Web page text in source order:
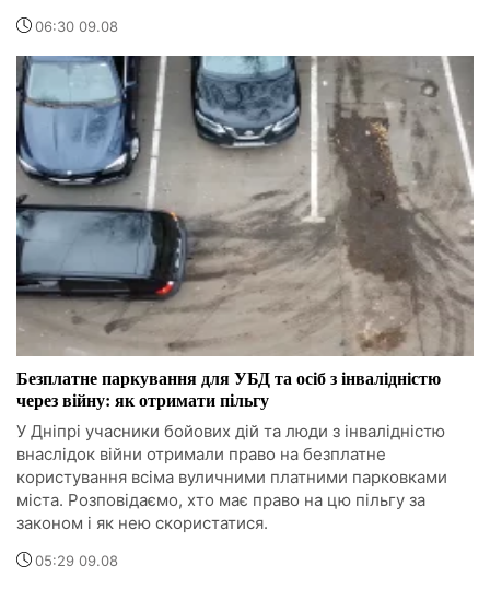
06:30 09.08
Безплатне паркування для УБД та осіб з інвалідністю
через війну: як отримати пільгу
У Дніпрі учасники бойових дій та люди з інвалідністю
внаслідок війни отримали право на безплатне
користування всіма вуличними платними парковками
міста. Розповідаємо, хто має право на цю пільгу за
законом і як нею скористатися.
05:29 09.08